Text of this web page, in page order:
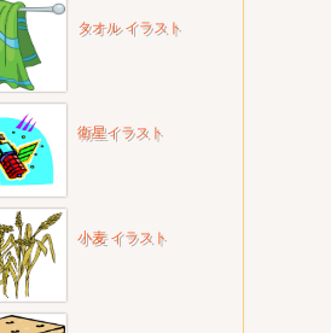
タオル イラスト
衛星イラスト
小麦 イラスト